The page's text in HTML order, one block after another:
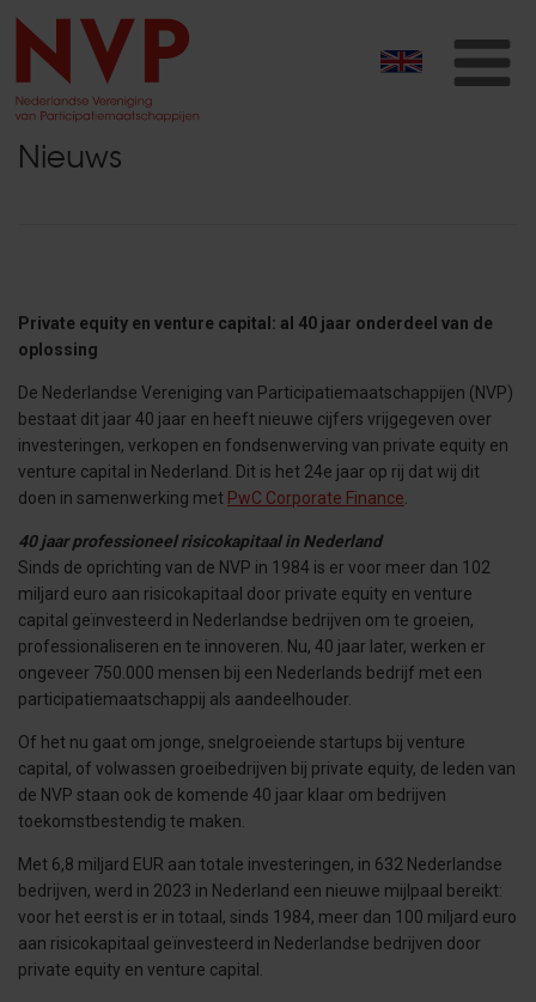
Nieuws
Private equity en venture capital: al 40 jaar onderdeel van de
oplossing
De Nederlandse Vereniging van Participatiemaatschappijen (NVP)
bestaat dit jaar 40 jaar en heeft nieuwe cijfers vrijgegeven over
investeringen, verkopen en fondsenwerving van private equity en
venture capital in Nederland. Dit is het 24e jaar op rij dat wij dit
doen in samenwerking met PwC Corporate Finance
40 jaar professioneel risicokapitaal in Nederland
Sinds de oprichting van de NVP in 1984 is er voor meer dan 102
miljard euro aan risicokapitaal door private equity en venture
capital geïnvesteerd in Nederlandse bedrijven om te groeien,
professionaliseren en te innoveren. Nu, 40 jaar later, werken er
ongeveer 750.000 mensen bij een Nederlands bedrijf met een
participatiemaatschappij als aandeelhouder.
Of het nu gaat om jonge, snelgroeiende startups bij venture
capital, of volwassen groeibedrijven bij private equity, de leden van
de NVP staan ook de komende 40 jaar klaar om bedrijven
toekomstbestendig te maken.
Met 6,8 miljard EUR aan totale investeringen, in 632 Nederlandse
bedrijven, werd in 2023 in Nederland een nieuwe mijlpaal bereikt:
voor het eerst is er in totaal, sinds 1984, meer dan 100 miljard euro
aan risicokapitaal geïnvesteerd in Nederlandse bedrijven door
private equity en venture capital.